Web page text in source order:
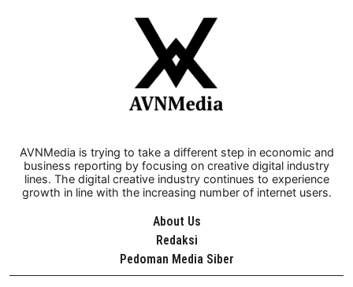
AVNMedia is trying to take a different step in economic and
business reporting by focusing on creative digital industry
lines. The digital creative industry continues to experience
growth in line with the increasing number of internet users.
About Us
Redaksi
Pedoman Media Siber